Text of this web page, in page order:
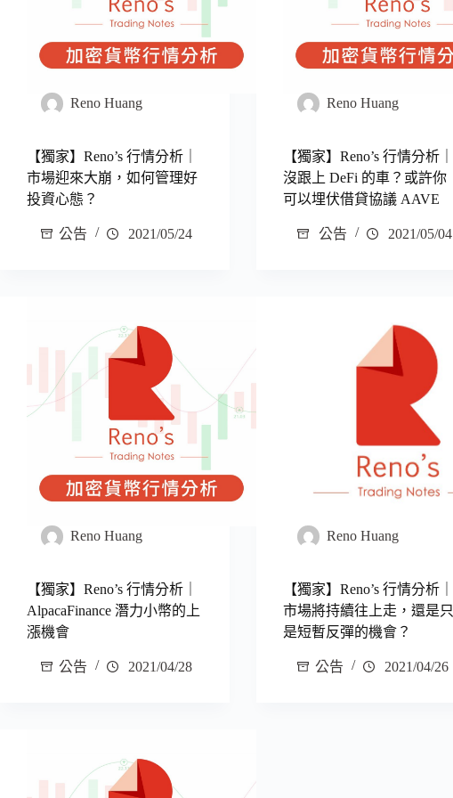
Reno Huang
【獨家】Reno’s 行情分析｜
市場迎來大崩，如何管理好
投資心態？
公告 2021/05/24
Reno Huang
【獨家】Reno’s 行情分析｜
沒跟上 DeFi 的車？或許你
可以埋伏借貸協議 AAVE
公告 2021/05/04
Reno Huang
【獨家】Reno’s 行情分析｜
AlpacaFinance 潛力小幣的上
漲機會
公告 2021/04/28
Reno Huang
【獨家】Reno’s 行情分析｜
市場將持續往上走，還是只
是短暫反彈的機會？
公告 2021/04/26